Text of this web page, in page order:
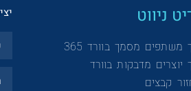
ניווט
משתפים מסמך בוורד 365
יוצרים מדבקות בוורד
קבצים